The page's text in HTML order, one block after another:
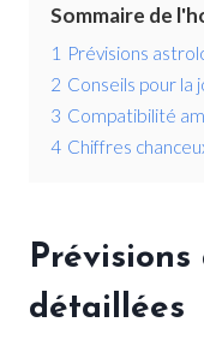
Sommaire de
1 Prévisions
2 Conseils pour la
3 Compatibilité
4 Chiffres
détaillées